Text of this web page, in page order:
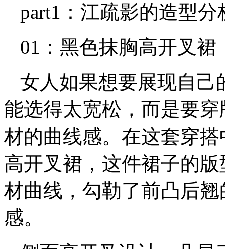
part1：江疏影的造型分
01：黑色抹胸高开叉裙
女人如果想要展现自己
能选得太宽松，而是要
材的曲线感。在这套穿
高开叉裙，这件裙子的
材曲线，勾勒了前凸后
感。